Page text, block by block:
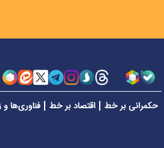
حکمرانی بر خط اقتصاد بر خط فناوری‌ها